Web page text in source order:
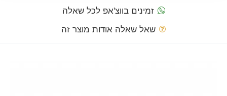
זמינים בווצ'אפ לכל שאלה
שאל שאלה אודות מוצר זה